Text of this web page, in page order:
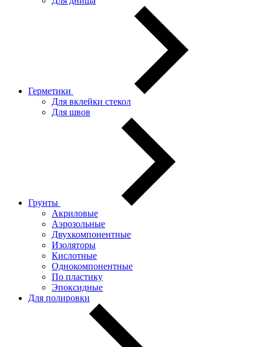
Герметики
Для вклейки стекол
Для швов
Грунты
Акриловые
Аэрозольные
Двухкомпонентные
Изоляторы
Кислотные
Однокомпонентные
По пластику
Эпоксидные
Для полировки